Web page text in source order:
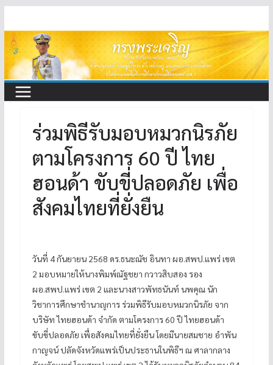
to
content
ร่วมพิธีรับมอบหมวกนิรภัย
ตามโครงการ 60 ปี ไทย
ฮอนด้า ขับขี่ปลอดภัย เพื่อ
สังคมไทยที่ยั่งยืน
วันที่ 4 กันยายน 2568 ดร.ธนะณัช อินทา ผอ.สพป.แพร่ เขต
2 มอบหมายให้นางพิมพ์ณัฐชยา กวาวสิบสอง รอง
ผอ.สพป.แพร่ เขต 2 และนางสาวพัทธนันท์ นพคุณ นัก
วิชาการศึกษาชำนาญการ ร่วมพิธีรับมอบหมวกนิรภัย จาก
บริษัท ไทยฮอนด้า จำกัด ตามโครงการ 60 ปี ไทยฮอนด้า
ขับขี่ปลอดภัย เพื่อสังคมไทยที่ยั่งยืน โดยมีนายสมชาย อำพัน
กาญจน์ ปลัดจังหวัดแพร่เป็นประธานในพิธีฯ ณ ศาลากลาง